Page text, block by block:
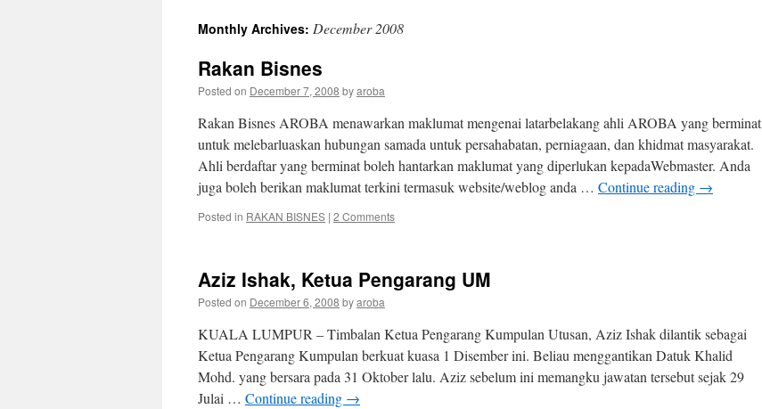
content
Monthly Archives: December 2008
Rakan Bisnes
Posted on December 7, 2008 byaroba
Rakan Bisnes AROBA menawarkan maklumat mengenai latarbelakang ahli AROBA yang berminat
untuk melebarluaskan hubungan samada untuk persahabatan, perniagaan, dan khidmat masyarakat.
Ahli berdaftar yang berminat boleh hantarkan maklumat yang diperlukan kepadaWebmaster. Anda
juga boleh berikan maklumat terkini termasuk website/weblog anda … Continue reading →
Posted in RAKAN BISNES | 2 Comments
Aziz Ishak, Ketua Pengarang UM
Posted on December 6, 2008 byaroba
KUALA LUMPUR – Timbalan Ketua Pengarang Kumpulan Utusan, Aziz Ishak dilantik sebagai
Ketua Pengarang Kumpulan berkuat kuasa 1 Disember ini. Beliau menggantikan Datuk Khalid
Mohd. yang bersara pada 31 Oktober lalu. Aziz sebelum ini memangku jawatan tersebut sejak 29
Julai … Continue reading →